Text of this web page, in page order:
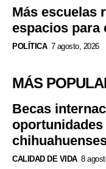
Más escuelas
espacios para
POLÍTICA 7 agosto, 2026
MÁS
Becas
CALIDAD DE VIDA 8